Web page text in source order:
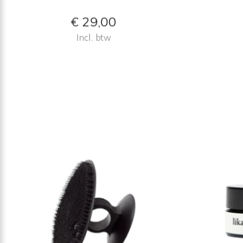
€ 29,00
Incl. btw